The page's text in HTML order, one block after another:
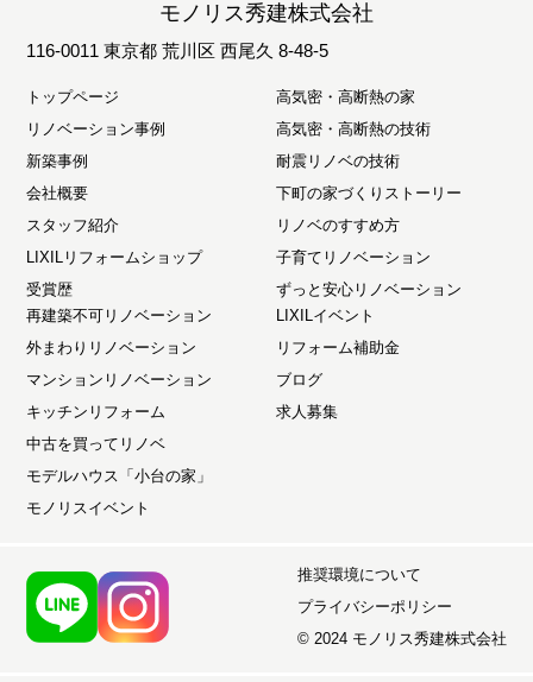
モノリス秀建株式会社
116-0011 東京都 荒川区 西尾久 8-48-5
トップページ
リノベーション事例
新築事例
会社概要
スタッフ紹介
LIXILリフォームショップ
受賞歴
高気密・高断熱の家
高気密・高断熱の技術
耐震リノベの技術
下町の家づくりストーリー
リノベのすすめ方
子育てリノベーション
ずっと安心リノベーション
再建築不可リノベーション
外まわりリノベーション
マンションリノベーション
キッチンリフォーム
中古を買ってリノベ
モデルハウス「小台の家」
モノリスイベント
LIXILイベント
リフォーム補助金
ブログ
求人募集
推奨環境について
プライバシーポリシー
© 2024 モノリス秀建株式会社